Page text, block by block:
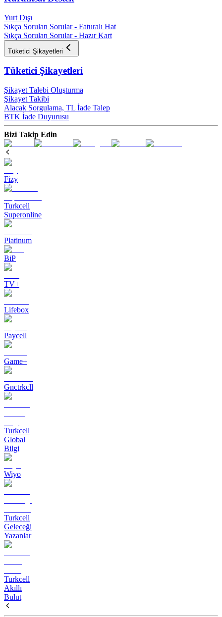
Yurt Dışı
Sıkça Sorulan Sorular - Faturalı Hat
Sıkça Sorulan Sorular - Hazır Kart
Tüketici Şikayetleri
Tüketici Şikayetleri
Şikayet Talebi Oluşturma
Şikayet Takibi
Alacak Sorgulama, TL İade Talep​
BTK İade Duyurusu
Bizi Takip Edin
Fizy
Turkcell
Superonline
Platinum
BiP
TV+
Lifebox
Paycell
Game+
Gnctrkcll
Turkcell
Global
Bilgi
Wiyo
Turkcell
Geleceği
Yazanlar
Turkcell
Akıllı
Bulut